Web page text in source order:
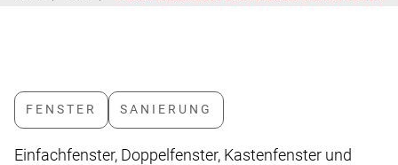
Einfachfenster, Doppelfenster, Kastenfenster und